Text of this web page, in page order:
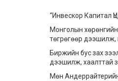
“Инвескор Капитал
Монголын
төгрөгөөр дээшилж,
Биржийн бус зах
дээшилж, хаалттай
Мөн